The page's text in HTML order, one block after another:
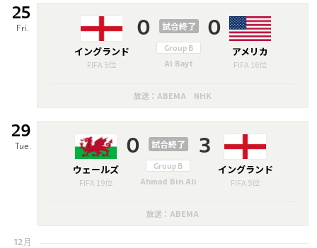
25
Fri.
イングランド
FIFA 5位
0 0
試合終了
Group B
Al Bayt
アメリカ
FIFA 16位
放送：ABEMA NHK
29
Tue.
ウェールズ
FIFA 19位
0 3
試合終了
Group B
Ahmad Bin Ali
イングランド
FIFA 5位
放送：ABEMA
12月